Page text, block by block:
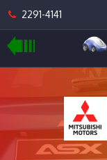
2291-4141